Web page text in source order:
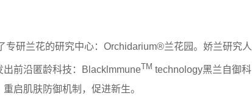
研兰花的研究中心：Orchidarium®兰花园。娇兰研究人
前沿匿龄科技：BlacklmmuneTM technology黑兰自御科
启肌肤防御机制，促进新生。